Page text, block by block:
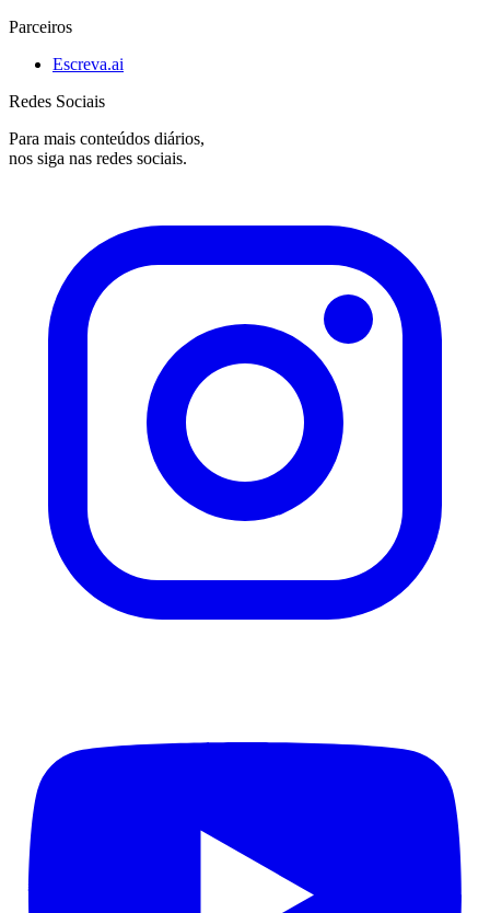
Parceiros
Escreva.ai
Redes Sociais
Para mais conteúdos diários,
nos siga nas redes sociais.